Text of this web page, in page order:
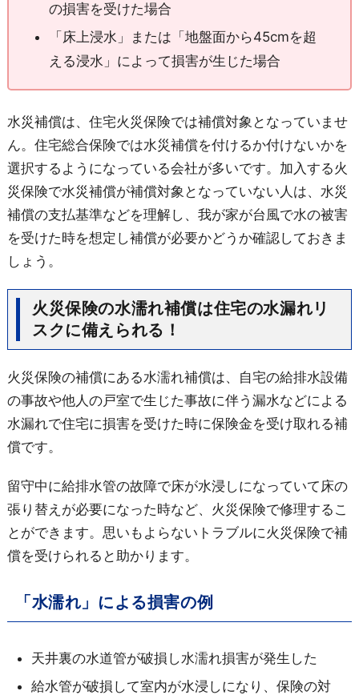
の損害を受けた場合
「床上浸水」または「地盤面から45cmを超
える浸水」によって損害が生じた場合
水災補償は、住宅火災保険では補償対象となっていませ
ん。住宅総合保険では水災補償を付けるか付けないかを
選択するようになっている会社が多いです。加入する火
災保険で水災補償が補償対象となっていない人は、水災
補償の支払基準などを理解し、我が家が台風で水の被害
を受けた時を想定し補償が必要かどうか確認しておきま
しょう。
火災保険の水濡れ補償は住宅の水漏れリ
スクに備えられる！
火災保険の補償にある水濡れ補償は、自宅の給排水設備
の事故や他人の戸室で生じた事故に伴う漏水などによる
水漏れで住宅に損害を受けた時に保険金を受け取れる補
償です。
留守中に給排水管の故障で床が水浸しになっていて床の
張り替えが必要になった時など、火災保険で修理するこ
とができます。思いもよらないトラブルに火災保険で補
償を受けられると助かります。
「水濡れ」による損害の例
天井裏の水道管が破損し水濡れ損害が発生した
給水管が破損して室内が水浸しになり、保険の対